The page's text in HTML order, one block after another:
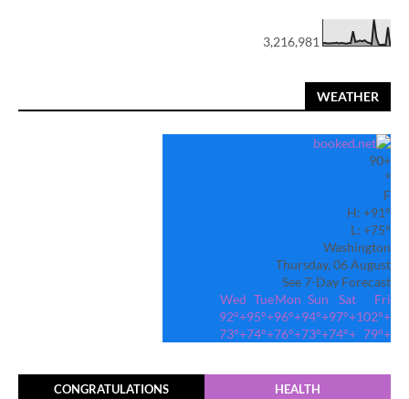
3,216,981
WEATHER
+
90
°
F
H: +91°
L: +75°
Washington
Thursday, 06 August
See 7-Day Forecast
Fri
Sat
Sun
Mon
Tue
Wed
+
102°
+
97°
+
94°
+
96°
+
95°
+
92°
+
79°
+
74°
+
73°
+
76°
+
74°
+
73°
HEALTH
CONGRATULATIONS